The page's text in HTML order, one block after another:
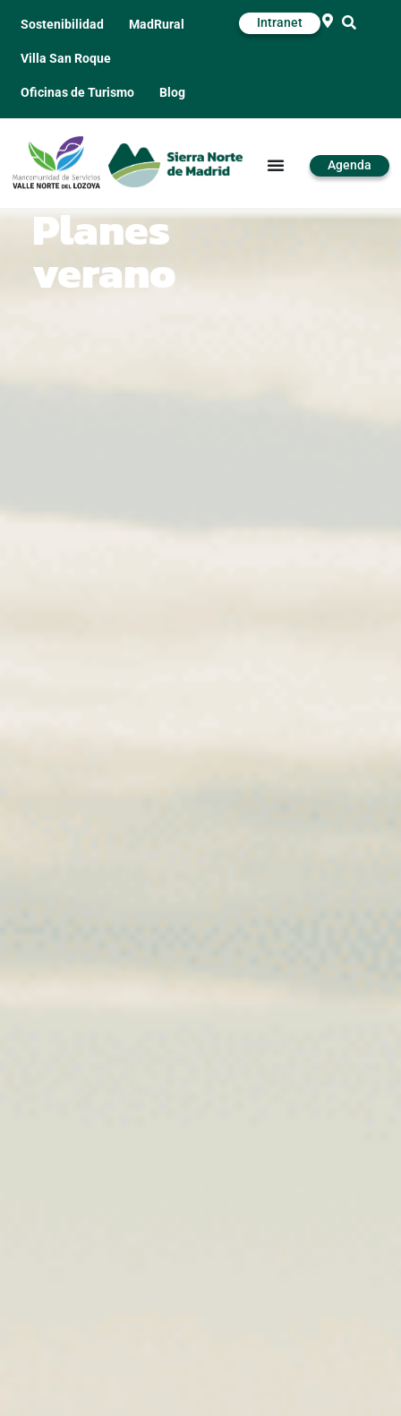
Sostenibilidad MadRural
Villa San Roque
Oficinas de Turismo Blog
Intranet
Agenda
Planes
verano